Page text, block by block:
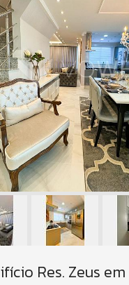
Res. Zeus